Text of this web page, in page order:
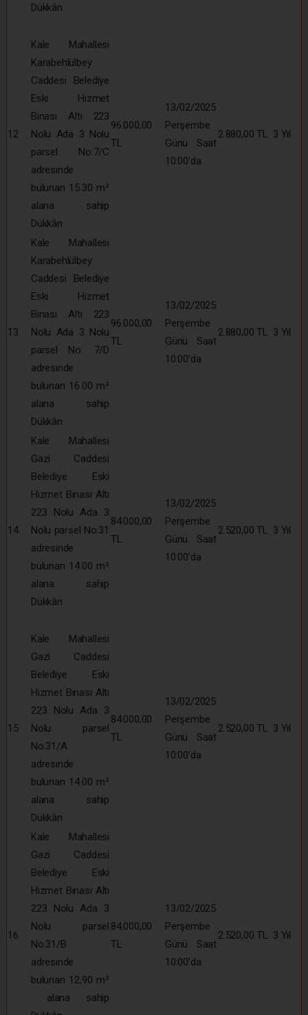
Dükkân
12
Kale Mahallesi
Karabehlülbey
Caddesi Belediye
Eski Hizmet
Binası Altı 223
Nolu Ada 3 Nolu
parsel No:7/C
adresinde
bulunan 15.30 m²
alana sahip
Dükkân
96.000,00
TL
13/02/2025
Perşembe
Günü Saat
10:00’da
2.880,00 TL 3 Yıl
13
Kale Mahallesi
Karabehlülbey
Caddesi Belediye
Eski Hizmet
Binası Altı 223
Nolu Ada 3 Nolu
parsel No: 7/D
adresinde
bulunan 16.00 m²
alana sahip
Dükkân
96.000,00
TL
13/02/2025
Perşembe
Günü Saat
10:00’da
2.880,00 TL 3 Yıl
14
Kale Mahallesi
Gazi Caddesi
Belediye Eski
Hizmet Binası Altı
223 Nolu Ada 3
Nolu parsel No:31
adresinde
bulunan 14.00 m²
alana sahip
Dükkân
84.000,00
TL
13/02/2025
Perşembe
Günü Saat
10:00’da
2.520,00 TL 3 Yıl
15
Kale Mahallesi
Gazi Caddesi
Belediye Eski
Hizmet Binası Altı
223 Nolu Ada 3
Nolu parsel
No:31/A
adresinde
bulunan 14.00 m²
alana sahip
Dükkân
84.000,00
TL
13/02/2025
Perşembe
Günü Saat
10:00’da
2.520,00 TL 3 Yıl
16
Kale Mahallesi
Gazi Caddesi
Belediye Eski
Hizmet Binası Altı
223 Nolu Ada 3
Nolu parsel
No:31/B
adresinde
bulunan 12,90 m²
alana sahip
84.000,00
TL
13/02/2025
Perşembe
Günü Saat
10:00’da
2.520,00 TL 3 Yıl